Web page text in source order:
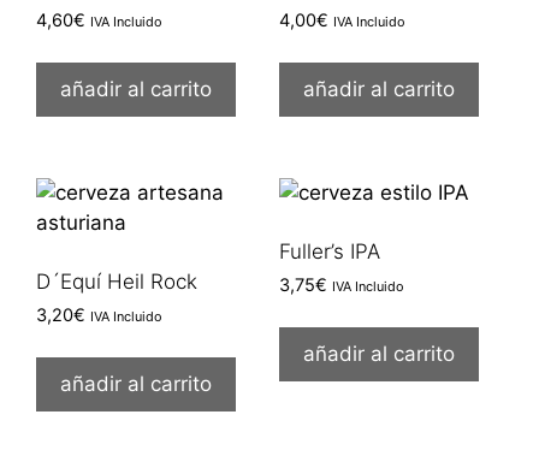
4,60€ IVA Incluido
añadir al carrito
4,00€ IVA Incluido
añadir al carrito
D´Equí Heil Rock
3,20€ IVA Incluido
añadir al carrito
Fuller’s IPA
3,75€ IVA Incluido
añadir al carrito